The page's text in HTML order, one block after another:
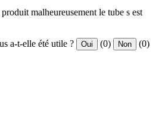
malheureusement le tube s est
a-t-elle été utile ? Oui (0) Non (0)